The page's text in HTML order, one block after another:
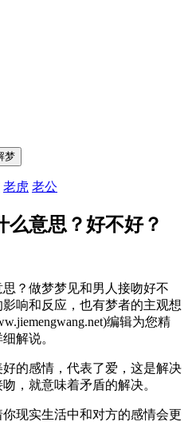
老虎 老公
么意思？好不好？
思？做梦梦见和男人接吻好不
响和反应，也有梦者的主观想
编辑为您精
解说。
的感情，代表了爱，这是解决
，就意味着矛盾的解决。
实生活中和对方的感情会更